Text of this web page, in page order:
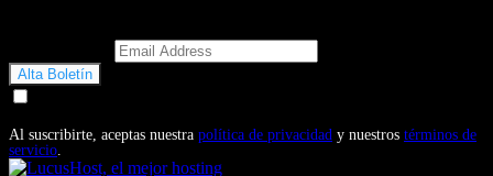
Al suscribirte, aceptas nuestra política de privacidad y nuestros términos de
servicio.